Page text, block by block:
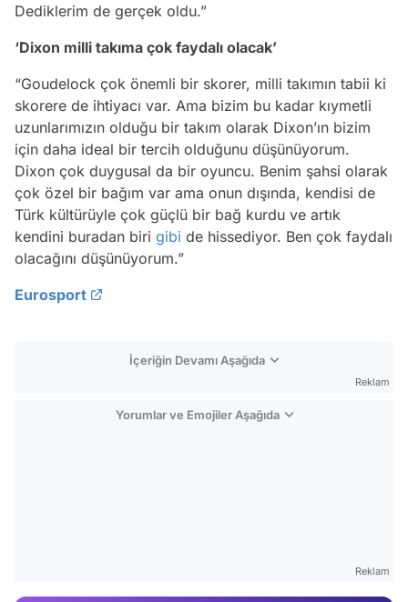
Dediklerim de gerçek oldu.”
‘Dixon milli takıma çok faydalı olacak’
“Goudelock çok önemli bir skorer, milli takımın tabii ki
skorere de ihtiyacı var. Ama bizim bu kadar kıymetli
uzunlarımızın olduğu bir takım olarak Dixon’ın bizim
için daha ideal bir tercih olduğunu düşünüyorum.
Dixon çok duygusal da bir oyuncu. Benim şahsi olarak
çok özel bir bağım var ama onun dışında, kendisi de
Türk kültürüyle çok güçlü bir bağ kurdu ve artık
kendini buradan biri gibi de hissediyor. Ben çok faydalı
olacağını düşünüyorum.”
Eurosport
İçeriğin Devamı Aşağıda
Reklam
Yorumlar ve Emojiler Aşağıda
Reklam